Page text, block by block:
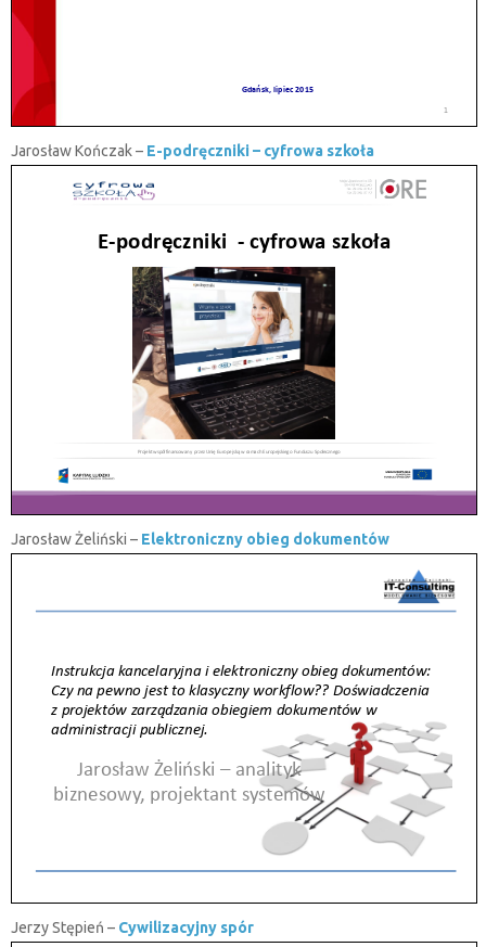
Jarosław Kończak – E-podręczniki – cyfrowa szkoła
Jarosław Żeliński – Elektroniczny obieg dokumentów
Jerzy Stępień – Cywilizacyjny spór